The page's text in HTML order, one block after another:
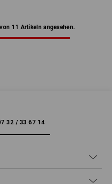
11 Artikeln angesehen.
32 / 33 67 14